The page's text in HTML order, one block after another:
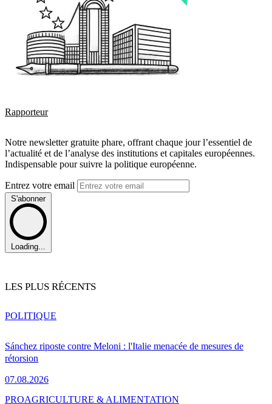
Rapporteur
Notre newsletter gratuite phare, offrant chaque jour l’essentiel de
l’actualité et de l’analyse des institutions et capitales européennes.
Indispensable pour suivre la politique européenne.
Entrez votre email
S'abonner
Loading...
LES PLUS RÉCENTS
Sánchez riposte contre Meloni : l'Italie menacée de mesures de
rétorsion
07.08.2026
POLITIQUE
PROAGRICULTURE & ALIMENTATION